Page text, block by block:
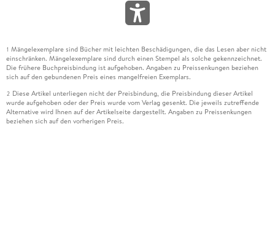
1 Mängelexemplare sind Bücher mit leichten Beschädigungen, die das Lesen aber nicht
einschränken. Mängelexemplare sind durch einen Stempel als solche gekennzeichnet.
Die frühere Buchpreisbindung ist aufgehoben. Angaben zu Preissenkungen beziehen
sich auf den gebundenen Preis eines mangelfreien Exemplars.
2 Diese Artikel unterliegen nicht der Preisbindung, die Preisbindung dieser Artikel
wurde aufgehoben oder der Preis wurde vom Verlag gesenkt. Die jeweils zutreffende
Alternative wird Ihnen auf der Artikelseite dargestellt. Angaben zu Preissenkungen
beziehen sich auf den vorherigen Preis.